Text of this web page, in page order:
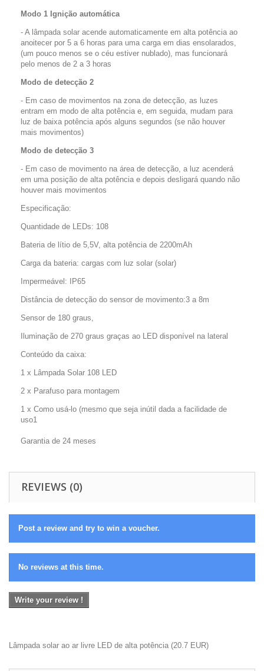
Modo 1 Ignição automática
- A lâmpada solar acende automaticamente em alta potência ao
anoitecer por 5 a 6 horas para uma carga em dias ensolarados,
(um pouco menos se o céu estiver nublado), mas funcionará
pelo menos de 2 a 3 horas
Modo de detecção 2
- Em caso de movimentos na zona de detecção, as luzes
entram em modo de alta potência e, em seguida, mudam para
luz de baixa potência após alguns segundos (se não houver
mais movimentos)
Modo de detecção 3
- Em caso de movimento na área de detecção, a luz acenderá
em uma posição de alta potência e depois desligará quando não
houver mais movimentos
Especificação:
Quantidade de LEDs: 108
Bateria de lítio de 5,5V, alta potência de 2200mAh
Carga da bateria: cargas com luz solar (solar)
Impermeável: IP65
Distância de detecção do sensor de movimento:3 a 8m
Sensor de 180 graus,
Iluminação de 270 graus graças ao LED disponível na lateral
Conteúdo da caixa:
1 x Lâmpada Solar 108 LED
2 x Parafuso para montagem
1 x Como usá-lo (mesmo que seja inútil dada a facilidade de
uso1
Garantia de 24 meses
REVIEWS (0)
Post a review and try to win a voucher.
No reviews at this time.
Write your review !
Lâmpada solar ao ar livre LED de alta potência (20.7 EUR)